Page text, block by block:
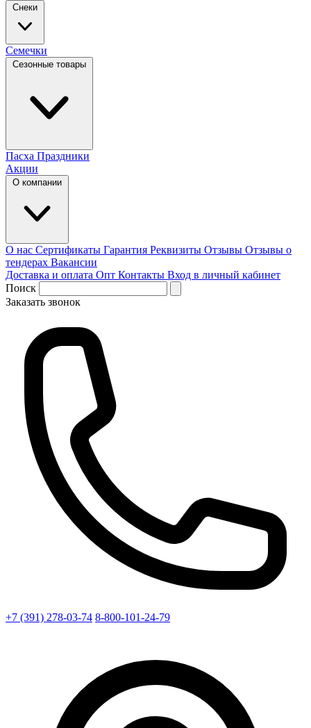
Снеки
Семечки
Сезонные товары
Пасха Праздники
Акции
О компании
О нас Сертификаты Гарантия Реквизиты Отзывы Отзывы о
тендерах Вакансии
Доставка и оплата Опт Контакты Вход в личный кабинет
Поиск
Заказать звонок
+7 (391) 278-03-74 8-800-101-24-79